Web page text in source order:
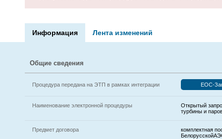
Информация Лента изменений
Общие сведения
Процедура передана на ЭТП в рамках интеграции ЕОС-
Наименование электронной процедуры
Открытый
турбины и
Предмет договора
комплектная